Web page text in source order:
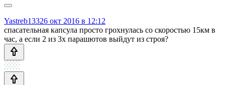
Yastreb13326 окт 2016 в 12:12
спасательная капсула просто грохнулась со скоростью 15км в
час, а если 2 из 3х парашютов выйдут из строя?